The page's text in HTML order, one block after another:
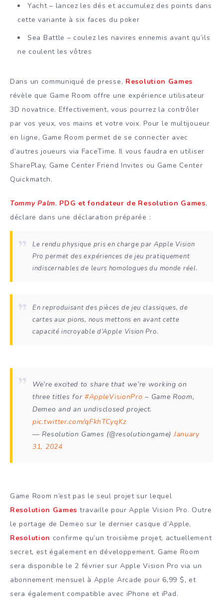
Yacht – lancez les dés et accumulez des points dans
cette variante à six faces du poker
Sea Battle – coulez les navires ennemis avant qu’ils
ne coulent les vôtres
Dans un communiqué de presse, Resolution Games
révèle que Game Room offre une expérience utilisateur
3D novatrice. Effectivement, vous pourrez la contrôler
par vos yeux, vos mains et votre voix. Pour le multijoueur
en ligne, Game Room permet de se connecter avec
d’autres joueurs via FaceTime. Il vous faudra en utiliser
SharePlay, Game Center Friend Invites ou Game Center
Quickmatch.
Tommy Palm, PDG et fondateur de Resolution Games,
déclare dans une déclaration préparée :
Le rendu physique pris en charge par Apple Vision
Pro permet des expériences de jeu pratiquement
indiscernables de leurs homologues du monde réel.
En reproduisant des pièces de jeu classiques, de
cartes aux pions, nous mettons en avant cette
capacité incroyable d’Apple Vision Pro.
We’re excited to share that we’re working on
three titles for #AppleVisionPro – Game Room,
Demeo and an undisclosed project.
pic.twitter.com/qFkhTCyqKz
— Resolution Games (@resolutiongame)January
31, 2024
Game Room n’est pas le seul projet sur lequel
Resolution Games travaille pour Apple Vision Pro. Outre
le portage de Demeo sur le dernier casque d’Apple,
Resolution confirme qu’un troisième projet, actuellement
secret, est également en développement. Game Room
sera disponible le 2 février sur Apple Vision Pro via un
abonnement mensuel à Apple Arcade pour 6,99 $, et
sera également compatible avec iPhone et iPad.